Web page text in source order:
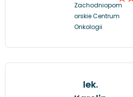
Zachodniopom
orskie Centrum
Onkologii
lek.